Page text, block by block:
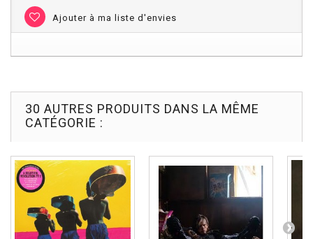
Ajouter à ma liste d'envies
30 AUTRES PRODUITS DANS LA MÊME
CATÉGORIE :